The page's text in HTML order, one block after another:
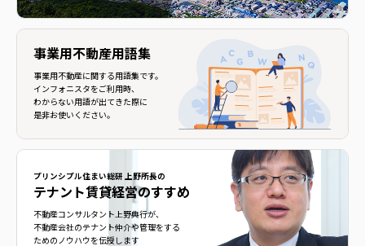
事業用不動産用語集
事業用不動産に関する用語集です。
インフォニスタをご利用時、
わからない用語が出てきた際に
是非お使いください。
プリンシプル住まい総研 上野所長の
テナント賃貸経営のすすめ
不動産コンサルタント上野典行が、
不動産会社のテナント仲介や管理をする
ためのノウハウを伝授します